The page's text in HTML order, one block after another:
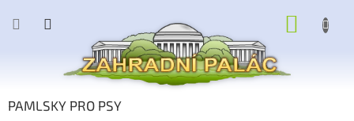
PAMLSKY PRO PSY